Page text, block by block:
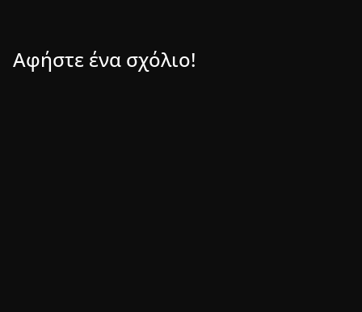
Αφήστε ένα σχόλιο!